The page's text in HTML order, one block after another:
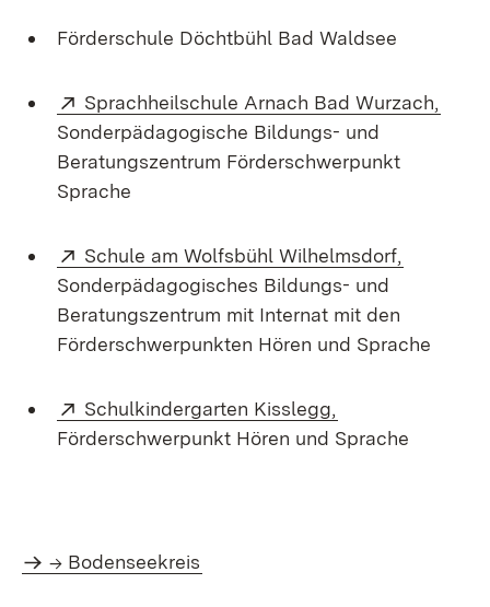
Förderschule Döchtbühl Bad Waldsee
Extern:
Sprachheilschule Arnach Bad Wurzach,
Sonderpädagogische Bildungs- und
Beratungszentrum Förderschwerpunkt
Sprache
Extern:
Schule am Wolfsbühl Wilhelmsdorf,
Sonder­päda­go­gisches Bildungs- und
Beratungs­zentrum mit Internat mit den
Förder­schwerpunkten Hören und Sprache
Extern:
Schulkindergarten Kisslegg,
Förderschwerpunkt Hören und Sprache
-> Bodenseekreis